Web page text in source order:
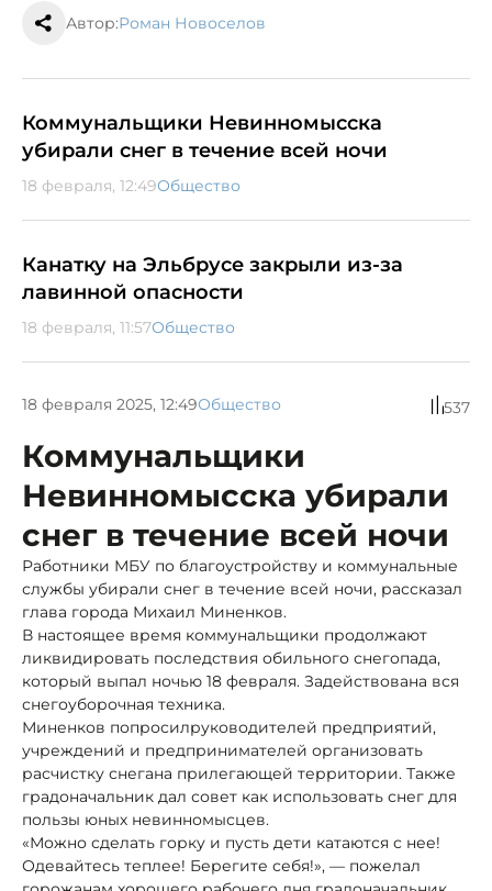
Автор:Роман Новоселов
Коммунальщики Невинномысска
убирали снег в течение всей ночи
18 февраля, 12:49Общество
Канатку на Эльбрусе закрыли из-за
лавинной опасности
18 февраля, 11:57Общество
18 февраля 2025, 12:49Общество 537
Коммунальщики
Невинномысска убирали
снег в течение всей ночи
Работники МБУ по благоустройству и коммунальные
службы убирали снег в течение всей ночи, рассказал
глава города Михаил Миненков.
В настоящее время коммунальщики продолжают
ликвидировать последствия обильного снегопада,
который выпал ночью 18 февраля. Задействована вся
снегоуборочная техника.
Миненков попросилруководителей предприятий,
учреждений и предпринимателей организовать
расчистку снегана прилегающей территории. Также
градоначальник дал совет как использовать снег для
пользы юных невинномысцев.
«Можно сделать горку и пусть дети катаются с нее!
Одевайтесь теплее! Берегите себя!», — пожелал